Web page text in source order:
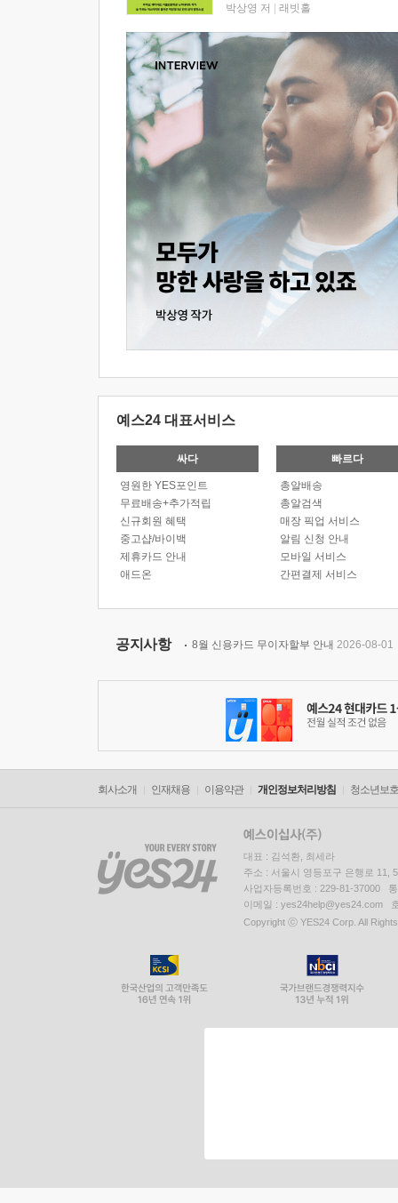
박상영 저 래빗홀
예스24 대표서비스
싸다
영원한 YES포인트
무료배송+추가적립
신규회원 혜택
중고샵/바이백
제휴카드 안내
애드온
빠르다
총알배송
총알검색
매장 픽업 서비스
알림 신청 안내
모바일 서비스
간편결제 서비스
공지사항 8월 신용카드 무이자할부 안내 2026-08-01
회사소개 인재채용 이용약관 개인정보처리방침 청소년보
대표 : 김석환, 최세라
주소 : 서울시 영등포구 은행로 11,
사업자등록번호 : 229-81-37000
이메일 : yes24help@yes24.com
Copyright ⓒ YES24 Corp. All